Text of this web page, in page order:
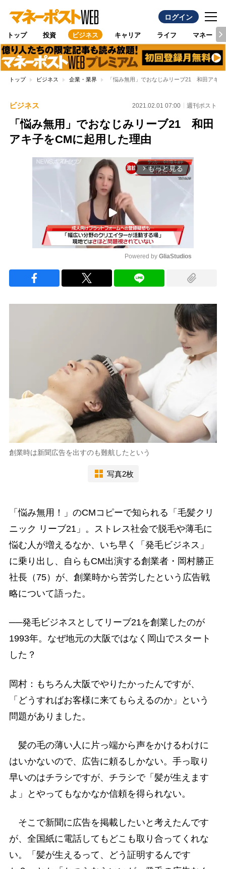
ログイン
トップ 投資 ビジネス キャリア ライフ マネー
トップ ビジネス 企業・業界 「悩み無用」でおなじみリーブ21 和田アキ
ビジネス 2021.02.01 07:00 週刊ポスト
「悩み無用」でおなじみリーブ21 和田
アキ子をCMに起用した理由
arrow_forward_ios もっと見る
Powered by GliaStudios
創業時は新聞広告を出すのも難航したという
写真2枚
「悩み無用！」のCMコピーで知られる「毛髪クリ
ニック リーブ21」。ストレス社会で脱毛や薄毛に
悩む人が増えるなか、いち早く「発毛ビジネス」
に乗り出し、自らもCM出演する創業者・岡村勝正
社長（75）が、創業時から苦労したという広告戦
略について語った。
──発毛ビジネスとしてリーブ21を創業したのが
1993年。なぜ地元の大阪ではなく岡山でスタート
した？
岡村：もちろん大阪でやりたかったんですが、
「どうすればお客様に来てもらえるのか」という
問題がありました。
髪の毛の薄い人に片っ端から声をかけるわけに
はいかないので、広告に頼るしかない。手っ取り
早いのはチラシですが、チラシで「髪が生えます
よ」とやってもなかなか信頼を得られない。
そこで新聞に広告を掲載したいと考えたんです
が、全国紙に電話してもどこも取り合ってくれな
い。「髪が生えるって、どう証明するんです